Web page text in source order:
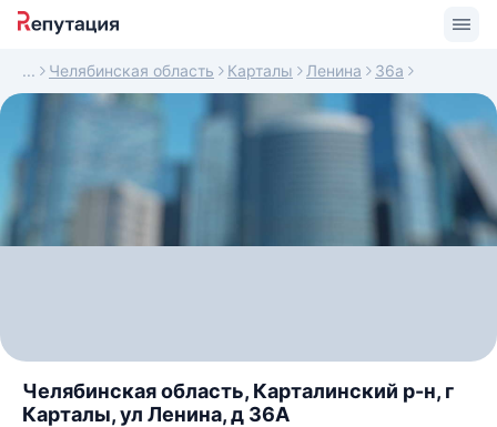
Челябинская область Карталы Ленина 36а
Челябинская область, Карталинский р-н, г
Карталы, ул Ленина, д 36А